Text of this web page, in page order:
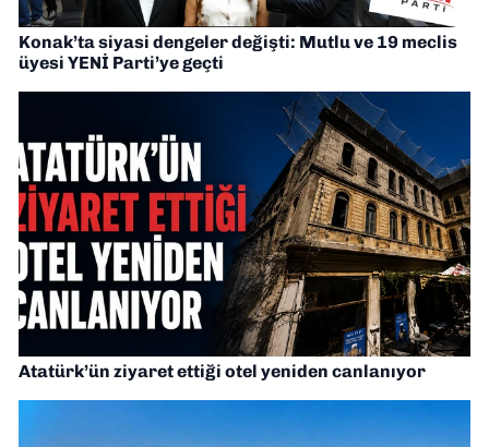
Konak’ta siyasi dengeler değişti: Mutlu ve 19 meclis
üyesi YENİ Parti’ye geçti
Atatürk’ün ziyaret ettiği otel yeniden canlanıyor